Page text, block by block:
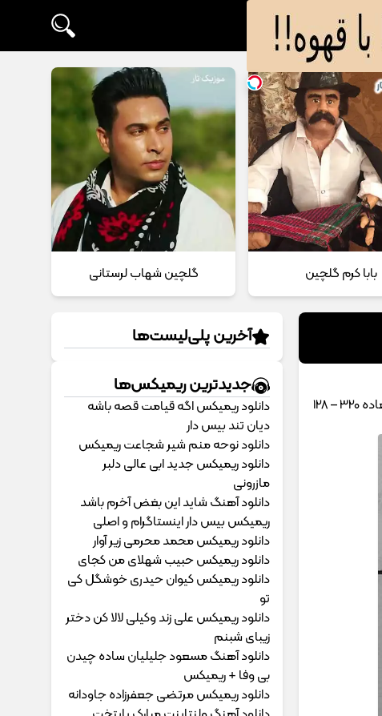
بابا کرم گلچین گلچین شهاب لرستانی
128
آخرین پلی‌لیست‌ها
جدیدترین ریمیکس‌ها
دانلود ریمیکس اگه قیامت قصه باشه
دیان تند بیس دار
دانلود نوحه منم شیر شجاعت ریمیکس
دانلود ریمیکس جدید ابی عالی دلبر
مازرونی
دانلود آهنگ شاید این بغض آخرم باشد
ریمیکس بیس دار اینستاگرام و اصلی
دانلود ریمیکس محمد محرمی زیر آوار
دانلود ریمیکس حبیب شهلای من کجای
دانلود ریمیکس کیوان حیدری خوشگل کی
تو
دانلود ریمیکس علی زند وکیلی لالا کن دختر
زیبای شبنم
دانلود آهنگ مسعود جلیلیان ساده چیدن
بی وفا + ریمیکس
دانلود ریمیکس مرتضی جعفرزاده جاودانه